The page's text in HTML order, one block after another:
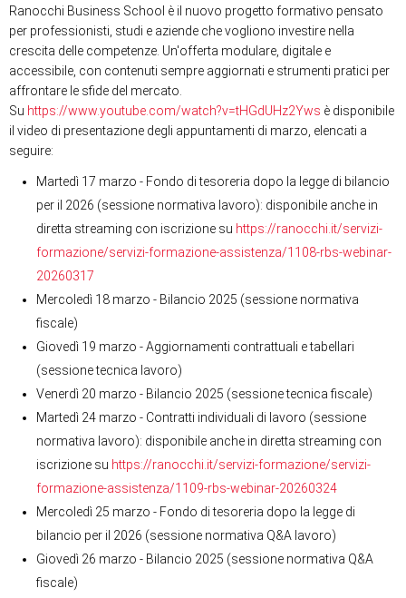
Ranocchi Business School è il nuovo progetto formativo pensato
per professionisti, studi e aziende che vogliono investire nella
crescita delle competenze. Un'offerta modulare, digitale e
accessibile, con contenuti sempre aggiornati e strumenti pratici per
affrontare le sfide del mercato.
Su https://www.youtube.com/watch?v=tHGdUHz2Yws è disponibile
il video di presentazione degli appuntamenti di marzo, elencati a
seguire:
Martedì 17 marzo - Fondo di tesoreria dopo la legge di bilancio
per il 2026 (sessione normativa lavoro): disponibile anche in
diretta streaming con iscrizione su https://ranocchi.it/servizi-
formazione/servizi-formazione-assistenza/1108-rbs-webinar-
20260317
Mercoledì 18 marzo - Bilancio 2025 (sessione normativa
fiscale)
Giovedì 19 marzo - Aggiornamenti contrattuali e tabellari
(sessione tecnica lavoro)
Venerdì 20 marzo - Bilancio 2025 (sessione tecnica fiscale)
Martedì 24 marzo - Contratti individuali di lavoro (sessione
normativa lavoro): disponibile anche in diretta streaming con
iscrizione su https://ranocchi.it/servizi-formazione/servizi-
formazione-assistenza/1109-rbs-webinar-20260324
Mercoledì 25 marzo - Fondo di tesoreria dopo la legge di
bilancio per il 2026 (sessione normativa Q&A lavoro)
Giovedì 26 marzo - Bilancio 2025 (sessione normativa Q&A
fiscale)